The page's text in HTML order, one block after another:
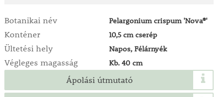
Botanikai név Pelargonium crispum 'Nova®'
Konténer 10,5 cm cserép
Ültetési hely Napos, Félárnyék
Végleges magasság Kb. 40 cm
Ápolási útmutató